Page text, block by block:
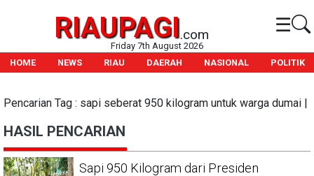
RIAUPAGI.com ☰
Friday 7th August 2026
HOME
NEWS RIAU DAERAH NASIONAL POLITIK
Pencarian Tag : sapi seberat 950 kilogram untuk warga dumai |
HASIL PENCARIAN
Sapi 950 Kilogram dari Presiden